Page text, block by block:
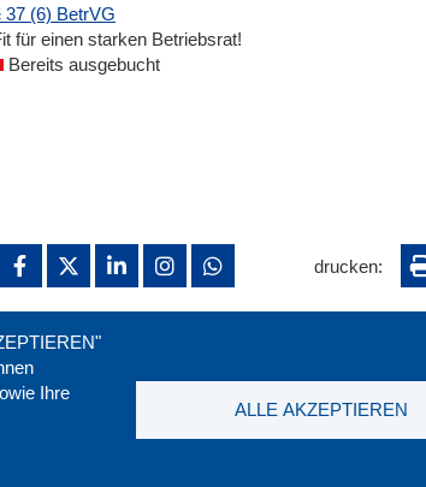
37 (6) BetrVG
für einen starken Betriebsrat!
Bereits ausgebucht
Ihre
ALLE AKZEPTIEREN
drucken: